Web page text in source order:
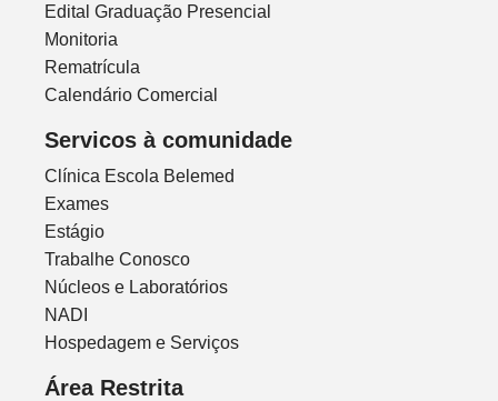
Edital Graduação Presencial
Monitoria
Rematrícula
Calendário Comercial
Servicos à comunidade
Clínica Escola Belemed
Exames
Estágio
Trabalhe Conosco
Núcleos e Laboratórios
NADI
Hospedagem e Serviços
Área Restrita